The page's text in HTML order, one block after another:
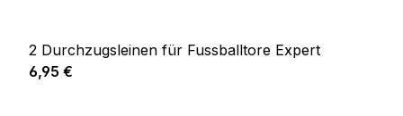
2 Durchzugsleinen für Fussballtore Expert
Prix régulier :
6,95 €